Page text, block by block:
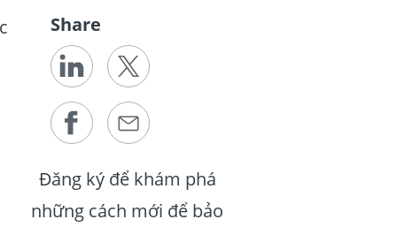
Share
Đăng ký để khám phá
những cách mới để bảo